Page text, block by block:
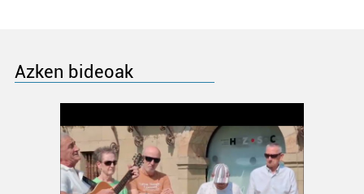
Azken bideoak